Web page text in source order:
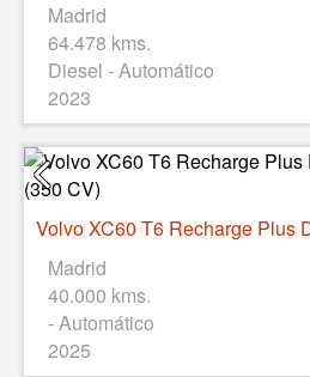
Madrid
64.478 kms.
Diesel - Automático
2023
Madrid
40.000 kms.
- Automático
2025